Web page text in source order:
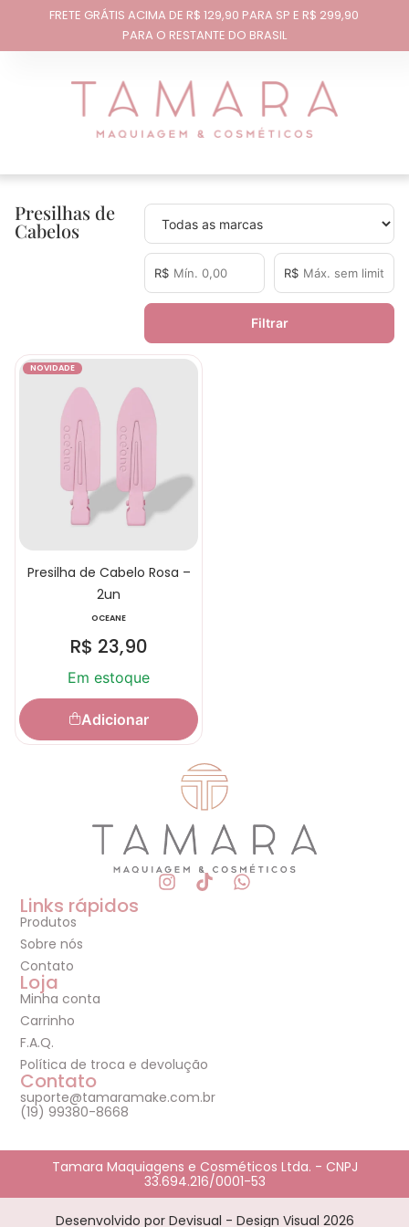
FRETE GRÁTIS ACIMA DE R$ 129,90 PARA SP E R$ 299,90
PARA O RESTANTE DO BRASIL
Presilhas de
Cabelos
R$ R$
Filtrar
NOVIDADE
Presilha de Cabelo Rosa –
2un
OCEANE
R$ 23,90
Em estoque
Adicionar
Links rápidos
Produtos
Sobre nós
Contato
Loja
Minha conta
Carrinho
F.A.Q.
Política de troca e devolução
Contato
suporte@tamaramake.com.br
(19) 99380-8668
Tamara Maquiagens e Cosméticos Ltda. - CNPJ
33.694.216/0001-53
Desenvolvido por Devisual - Design Visual 2026